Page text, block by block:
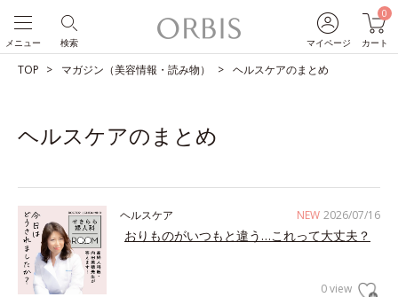
マイページ
0
カート
検索
メニュー
TOP マガジン（美容情報・読み物） ヘルスケアのまとめ
ヘルスケアのまとめ
NEW 2026/07/16
ヘルスケア
おりものがいつもと違う…これって大丈夫？
0 view